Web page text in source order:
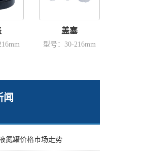
盖塞
型号：30-216mm
闻
氮罐价格市场走势